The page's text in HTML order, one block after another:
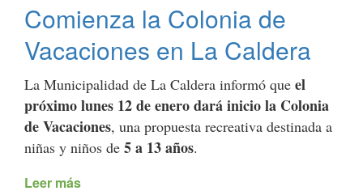
el
empleo
local
Municipal
con
grandes
Comienza la Colonia de
Vacaciones en La Caldera
La Municipalidad de La Caldera informó que el
próximo lunes 12 de enero dará inicio la Colonia
de Vacaciones, una propuesta recreativa destinada a
niñas y niños de 5 a 13 años.
Leer más